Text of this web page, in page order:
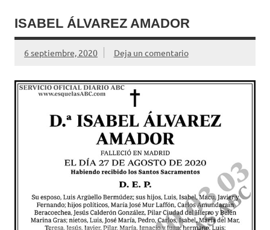
ISABEL ÁLVAREZ AMADOR
6 septiembre, 2020 Deja un comentario